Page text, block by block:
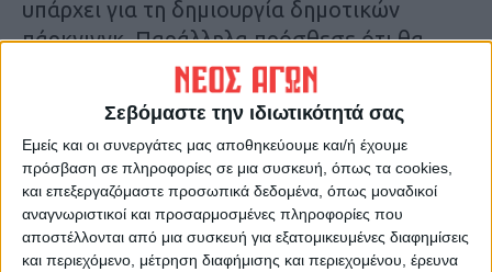
Σεβόμαστε την ιδιωτικότητά σας
Εμείς και οι συνεργάτες μας αποθηκεύουμε και/ή έχουμε
πρόσβαση σε πληροφορίες σε μια συσκευή, όπως τα cookies,
και επεξεργαζόμαστε προσωπικά δεδομένα, όπως μοναδικοί
αναγνωριστικοί και προσαρμοσμένες πληροφορίες που
αποστέλλονται από μια συσκευή για εξατομικευμένες διαφημίσεις
και περιεχόμενο, μέτρηση διαφήμισης και περιεχομένου, έρευνα
υπάρχει για τη δημιουργία δημοτικών
πάρκγινγκ. Παράλληλα πρόσθεσε ότι θα
χαθούν θέσεις στάθμευσης και από τον
αύλειο χώρο του Δημαρχείου, καθώς
δημοκρατήθηκε το έργο της ανάπλασης του
χώρου.
Τελευταίες Ειδήσεις Σήμερα